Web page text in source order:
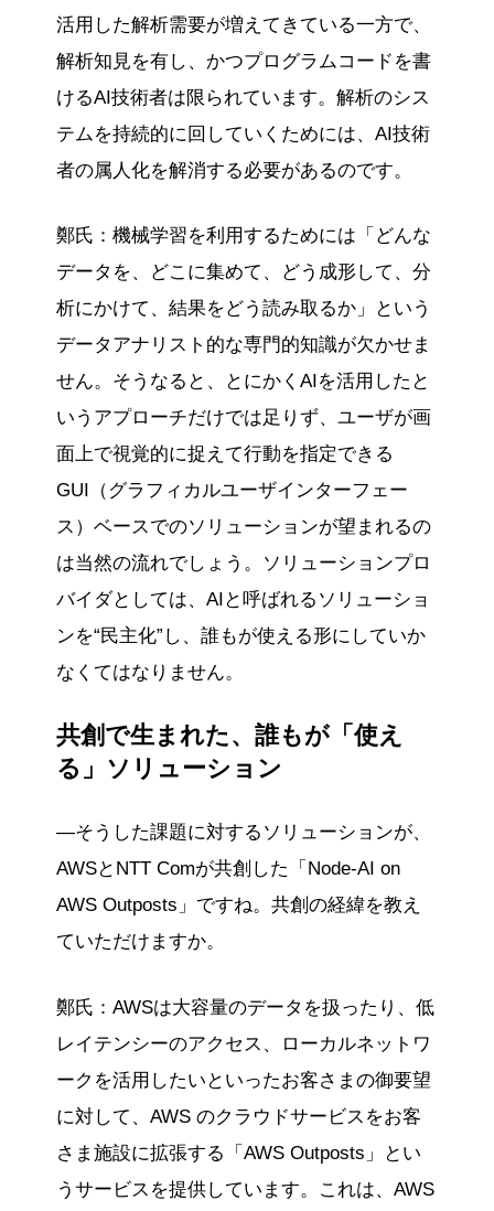
活用した解析需要が増えてきている一方で、
解析知見を有し、かつプログラムコードを書
けるAI技術者は限られています。解析のシス
テムを持続的に回していくためには、AI技術
者の属人化を解消する必要があるのです。
鄭氏：機械学習を利用するためには「どんな
データを、どこに集めて、どう成形して、分
析にかけて、結果をどう読み取るか」という
データアナリスト的な専門的知識が欠かせま
せん。そうなると、とにかくAIを活用したと
いうアプローチだけでは足りず、ユーザが画
面上で視覚的に捉えて行動を指定できる
GUI（グラフィカルユーザインターフェー
ス）ベースでのソリューションが望まれるの
は当然の流れでしょう。ソリューションプロ
バイダとしては、AIと呼ばれるソリューショ
ンを“民主化”し、誰もが使える形にしていか
なくてはなりません。
共創で生まれた、誰もが「使え
る」ソリューション
―そうした課題に対するソリューションが、
AWSとNTT Comが共創した「Node-AI on
AWS Outposts」ですね。共創の経緯を教え
ていただけますか。
鄭氏：AWSは大容量のデータを扱ったり、低
レイテンシーのアクセス、ローカルネットワ
ークを活用したいといったお客さまの御要望
に対して、AWS のクラウドサービスをお客
さま施設に拡張する「AWS Outposts」とい
うサービスを提供しています。これは、AWS